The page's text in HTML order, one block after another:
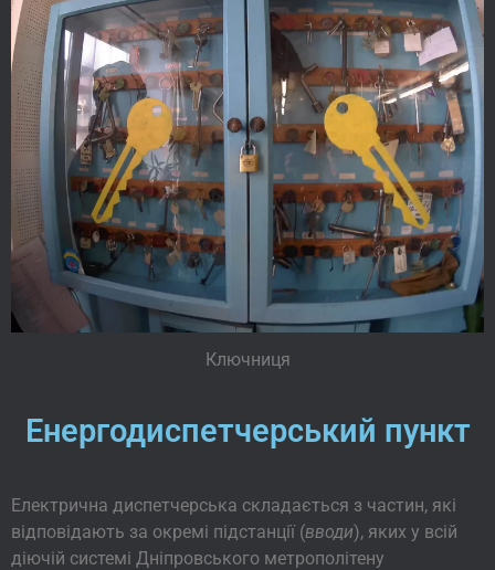
Ключниця
Енергодиспетчерський пункт
Електрична диспетчерська складається з частин, які
відповідають за окремі підстанції (вводи), яких у всій
діючій системі Дніпровського метрополітену